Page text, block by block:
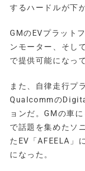
するハードルが下
GMのEVプラット
ンモーター、そし
で提供可能になっ
また、自律走行プ
Qualcommの
ョンだ。GMの車
で話題を集めたソ
たEV「AFEELA」
になった。